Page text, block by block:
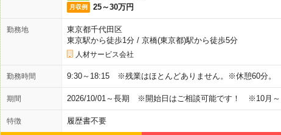
月収例 25～30万円
勤務地
東京都千代田区
東京駅から徒歩1分/ 京橋(東京都)駅から徒歩5分
人材サービス会社
勤務時間 9:30～18:15 ※残業はほとんどありません。※休憩60分。
期間 2026/10/01～長期 ※開始日はご相談可能です！ ※10月～
特徴 履歴書不要